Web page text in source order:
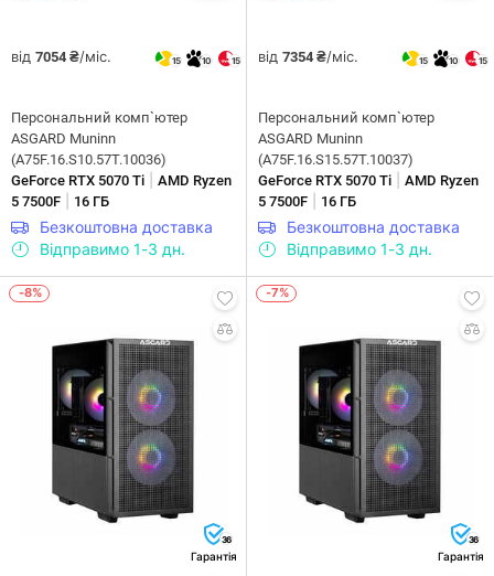
від 7054 ₴/міс. 15 10 15
Персональний комп`ютер
ASGARD Muninn
(A75F.16.S10.57T.10036)
GeForce RTX 5070 Ti
AMD Ryzen
5 7500F
16 ГБ
Безкоштовна доставка
Відправимо 1-3 дн.
від 7354 ₴/міс. 15 10 15
Персональний комп`ютер
ASGARD Muninn
(A75F.16.S15.57T.10037)
GeForce RTX 5070 Ti
AMD Ryzen
5 7500F
16 ГБ
Безкоштовна доставка
Відправимо 1-3 дн.
-8%
36
Гарантія
-7%
36
Гарантія